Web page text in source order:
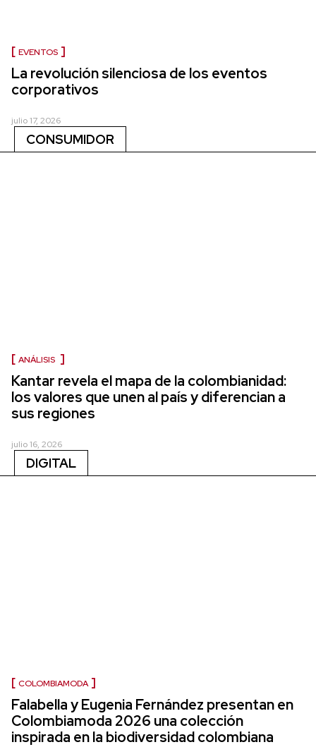
EVENTOS
La revolución silenciosa de los eventos
corporativos
julio 17, 2026
CONSUMIDOR
ANÁLISIS
Kantar revela el mapa de la colombianidad:
los valores que unen al país y diferencian a
sus regiones
julio 16, 2026
DIGITAL
COLOMBIAMODA
Falabella y Eugenia Fernández presentan en
Colombiamoda 2026 una colección
inspirada en la biodiversidad colombiana